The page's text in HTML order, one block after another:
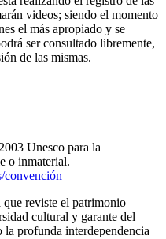
videos; siendo el momento
el más apropiado y se
ser consultado libremente,
de las mismas.
Unesco para la
o inmaterial.
convención
reviste el patrimonio
cultural y garante del
profunda interdependencia